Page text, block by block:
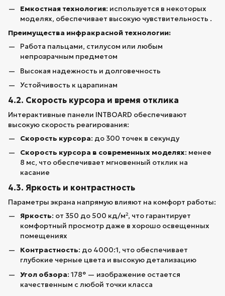
Емкостная технология: используется в некоторых
моделях, обеспечивает высокую чувствительность .
Преимущества инфракрасной технологии:
Работа пальцами, стилусом или любым
непрозрачным предметом
Высокая надежность и долговечность
Устойчивость к царапинам
4.2. Скорость курсора и время отклика
Интерактивные панели INTBOARD обеспечивают
высокую скорость реагирования:
Скорость курсора: до 300 точек в секунду
Скорость курсора в современных моделях: менее
8 мс, что обеспечивает мгновенный отклик на
касание
4.3. Яркость и контрастность
Параметры экрана напрямую влияют на комфорт работы:
Яркость: от 350 до 500 кд/м², что гарантирует
комфортный просмотр даже в хорошо освещенных
помещениях
Контрастность: до 4000:1, что обеспечивает
глубокие черные цвета и высокую детализацию
Угол обзора: 178° — изображение остается
качественным с любой точки класса